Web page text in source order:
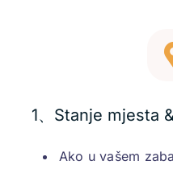
1、Stanje mjesta
Ako u vašem